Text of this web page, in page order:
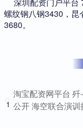
深圳配资门户平台
螺纹钢八钢3430，昆
3680。
1
淘宝配资网平台 歼
公开 海空联合演